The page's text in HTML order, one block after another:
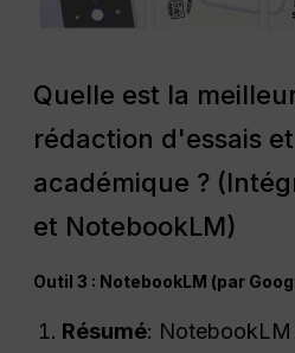
Quelle est la
rédaction d'essais
académique ?
et NotebookLM)
Outil 3 : NotebookLM (par
Résumé: NotebookLM